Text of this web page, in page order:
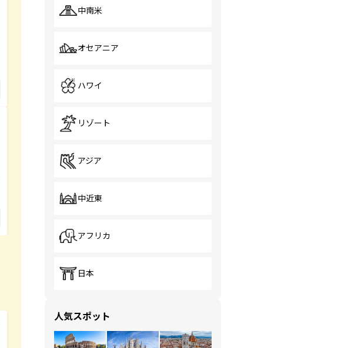
中南米
オセアニア
ハワイ
リゾート
アジア
中近東
アフリカ
日本
人気スポット